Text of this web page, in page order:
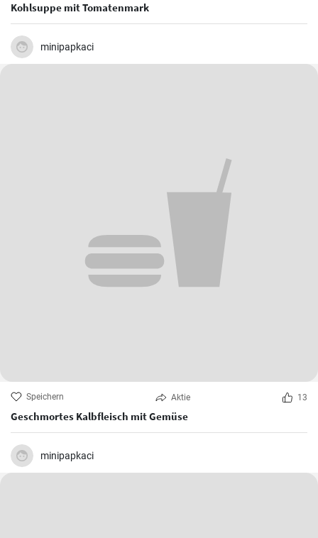
Kohlsuppe mit Tomatenmark
minipapkaci
Speichern Aktie 13
Geschmortes Kalbfleisch mit Gemüse
minipapkaci